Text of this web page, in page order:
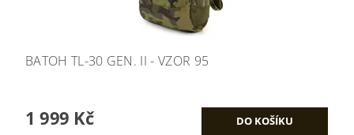
BATOH TL-30 GEN. II - VZOR 95
1 999 Kč